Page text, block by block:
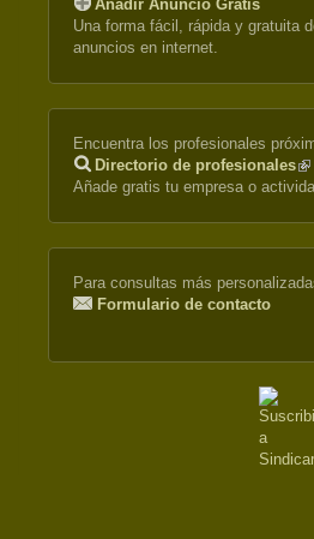
Añadir Anuncio Gratis
Una forma fácil, rápida y gratuita
anuncios en internet.
Encuentra los profesionales
Directorio de profesionales
is
Añade gratis tu empresa o
Para consultas más
Formulario de contacto